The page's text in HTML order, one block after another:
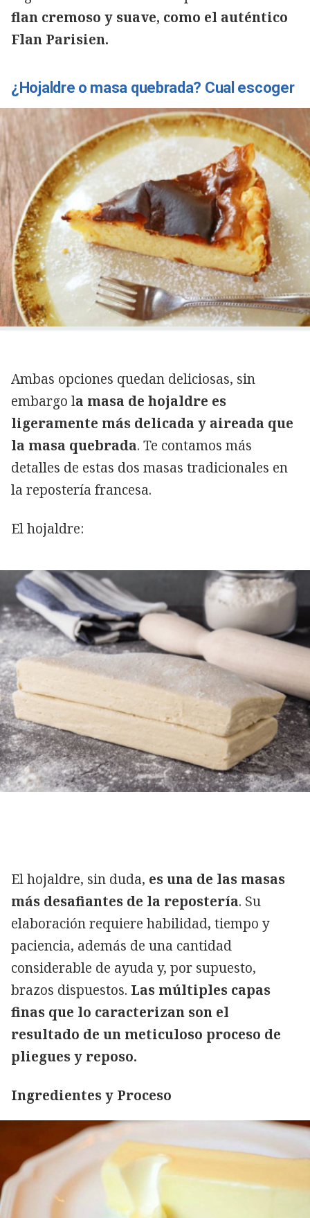
flan cremoso y suave, como el auténtico
Flan Parisien.
¿Hojaldre o masa quebrada? Cual escoger
Ambas opciones quedan deliciosas, sin
embargo la masa de hojaldre es
ligeramente más delicada y aireada que
la masa quebrada. Te contamos más
detalles de estas dos masas tradicionales en
la repostería francesa.
El hojaldre:
El hojaldre, sin duda, es una de las masas
más desafiantes de la repostería. Su
elaboración requiere habilidad, tiempo y
paciencia, además de una cantidad
considerable de ayuda y, por supuesto,
brazos dispuestos. Las múltiples capas
finas que lo caracterizan son el
resultado de un meticuloso proceso de
pliegues y reposo.
Ingredientes y Proceso